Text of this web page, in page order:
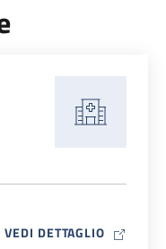
VEDI DETTAGLIO MAP ICON